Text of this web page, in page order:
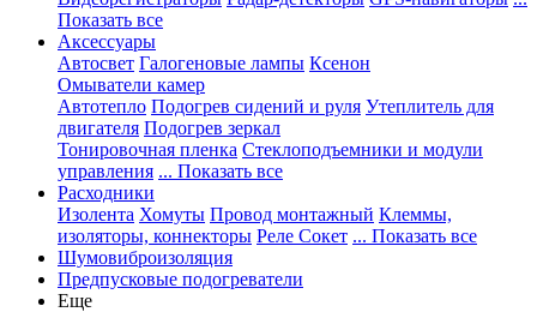
Показать все
Аксессуары
Автосвет Галогеновые лампы Ксенон
Омыватели камер
Автотепло Подогрев сидений и руля Утеплитель для
двигателя Подогрев зеркал
Тонировочная пленка Стеклоподъемники и модули
управления ... Показать все
Расходники
Изолента Хомуты Провод монтажный Клеммы,
изоляторы, коннекторы Реле Сокет ... Показать все
Шумовиброизоляция
Предпусковые подогреватели
Еще